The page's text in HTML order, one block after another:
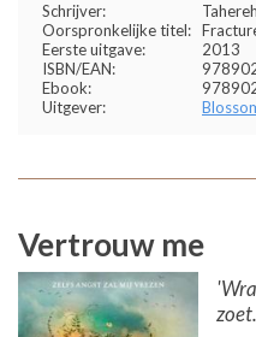
Schrijver:
Oorspronkelijke titel:
Eerste uitgave:
2013
ISBN/EAN:
Ebook:
Uitgever:
Vertrouw me